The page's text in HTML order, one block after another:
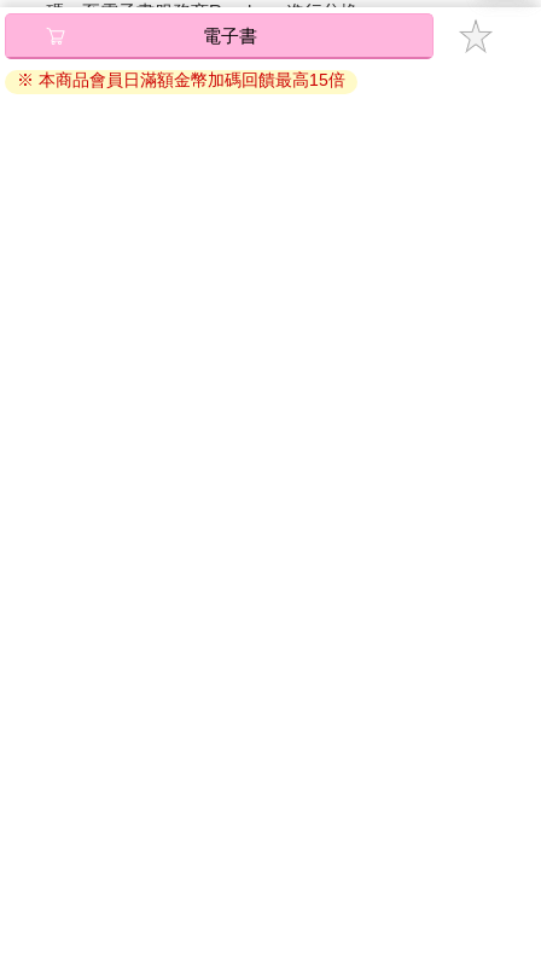
碼』至電子書服務商Readmoo進行兌換。
退換貨須知：
因版權保護，您在金石堂所購買的電子書僅能以金石堂專屬
電子書
※ 本商品會員日滿額金幣加碼回饋最高15倍